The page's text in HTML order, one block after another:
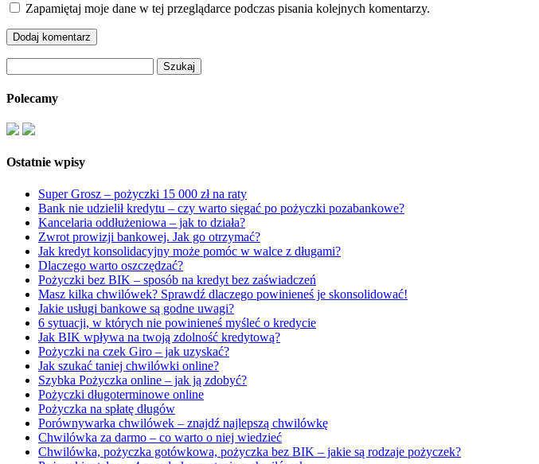
Zapamiętaj moje dane w tej przeglądarce podczas pisania kolejnych komentarzy.
Polecamy
Ostatnie wpisy
Super Grosz – pożyczki 15 000 zł na raty
Bank nie udzielił kredytu – czy warto sięgać po pożyczki pozabankowe?
Kancelaria oddłużeniowa – jak to działa?
Zwrot prowizji bankowej. Jak go otrzymać?
Jak kredyt konsolidacyjny może pomóc w walce z długami?
Dlaczego warto oszczędzać?
Pożyczki bez BIK – sposób na kredyt bez zaświadczeń
Masz kilka chwilówek? Sprawdź dlaczego powinieneś je skonsolidować!
Jakie usługi bankowe są godne uwagi?
6 sytuacji, w których nie powinieneś myśleć o kredycie
Jak BIK wpływa na twoją zdolność kredytową?
Pożyczki na czek Giro – jak uzyskać?
Jak szukać taniej chwilówki online?
Szybka Pożyczka online – jak ją zdobyć?
Pożyczki długoterminowe online
Pożyczka na spłatę długów
Porównywarka chwilówek – znajdź najlepszą chwilówkę
Chwilówka za darmo – co warto o niej wiedzieć
Chwilówka, pożyczka gotówkowa, pożyczka bez BIK – jakie są rodzaje pożyczek?